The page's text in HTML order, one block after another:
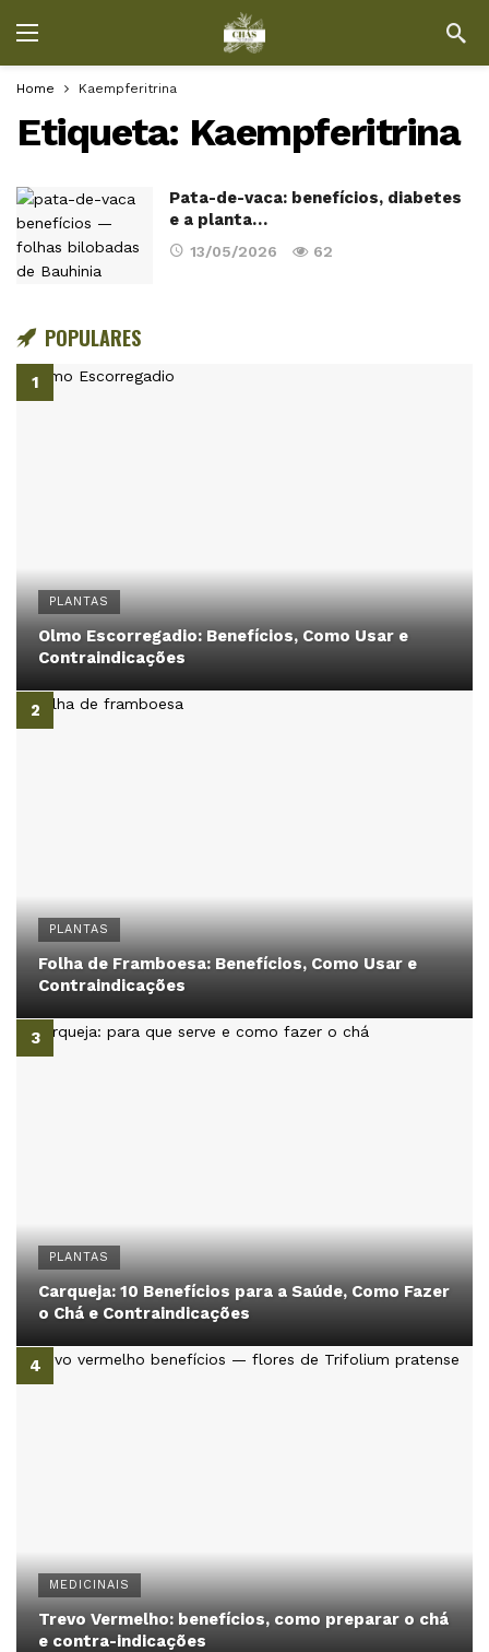
Home Kaempferitrina
Etiqueta: Kaempferitrina
Pata-de-vaca: benefícios, diabetes
e a planta…
13/05/2026 62
POPULARES
PLANTAS
Olmo Escorregadio: Benefícios, Como Usar e
Contraindicações
PLANTAS
Folha de Framboesa: Benefícios, Como Usar e
Contraindicações
PLANTAS
Carqueja: 10 Benefícios para a Saúde, Como Fazer
o Chá e Contraindicações
MEDICINAIS
Trevo Vermelho: benefícios, como preparar o chá
e contra-indicações